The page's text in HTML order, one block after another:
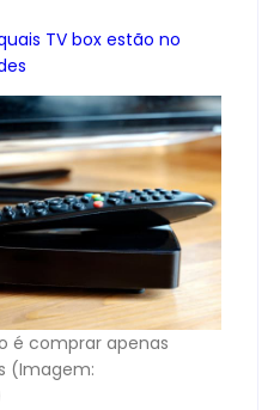
TV box estão no
é comprar apenas
(Imagem: